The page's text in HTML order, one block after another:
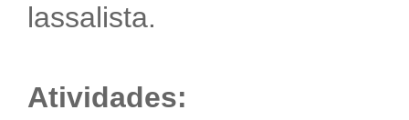
lassalista.
Atividades: